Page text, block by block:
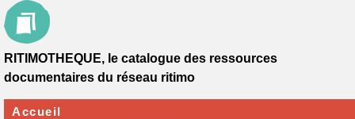
RITIMOTHEQUE, le catalogue des ressources
documentaires du réseau ritimo
Accueil